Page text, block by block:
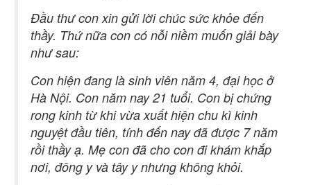
Đầu thư con xin gửi lời chúc sức khỏe đến
thầy. Thứ nữa con có nỗi niềm muốn giải bày
như sau:
Con hiện đang là sinh viên năm 4, đại học ở
Hà Nội. Con năm nay 21 tuổi. Con bị chứng
rong kinh từ khi vừa xuất hiện chu kì kinh
nguyệt đầu tiên, tính đến nay đã được 7 năm
rồi thầy ạ. Mẹ con đã cho con đi khám khắp
nơi, đông y và tây y nhưng không khỏi.